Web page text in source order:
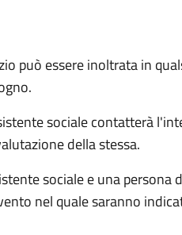
può essere inoltrata in
sociale contatterà
della stessa.
sociale e una persona
nel quale saranno